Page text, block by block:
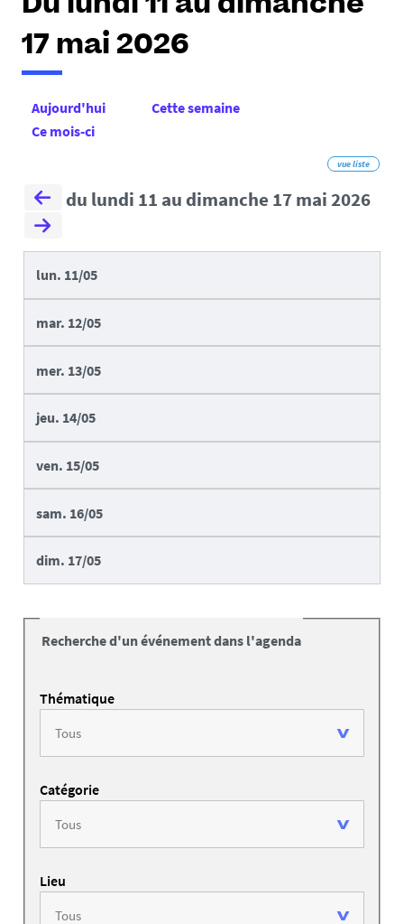
Du lundi 11 au dimanche
17 mai 2026
Aujourd'hui
Cette semaine
Ce mois-ci
vue liste
du lundi 11 au dimanche 17 mai 2026
lun. 11/05
mar. 12/05
mer. 13/05
jeu. 14/05
ven. 15/05
sam. 16/05
dim. 17/05
Recherche d'un événement dans l'agenda
Thématique
Catégorie
Lieu